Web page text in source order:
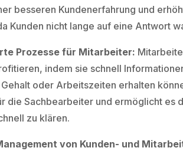
besseren Kundenerfahrung und
Kunden nicht lange auf eine Antwort
Prozesse für Mitarbeiter:
indem sie schnell
oder Arbeitszeiten erhalten
die Sachbearbeiter und ermöglicht es
zu klären.
von Kunden- und